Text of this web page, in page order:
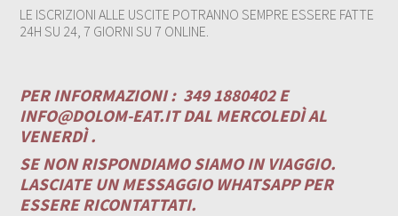
LE ISCRIZIONI ALLE USCITE POTRANNO SEMPRE ESSERE FATTE
24H SU 24, 7 GIORNI SU 7 ONLINE.
PER INFORMAZIONI : 349 1880402 E
INFO@DOLOM-EAT.ITDAL MERCOLEDÌ AL
VENERDÌ .
SE NON RISPONDIAMO SIAMO IN VIAGGIO.
LASCIATE UN MESSAGGIO WHATSAPP PER
ESSERE RICONTATTATI.